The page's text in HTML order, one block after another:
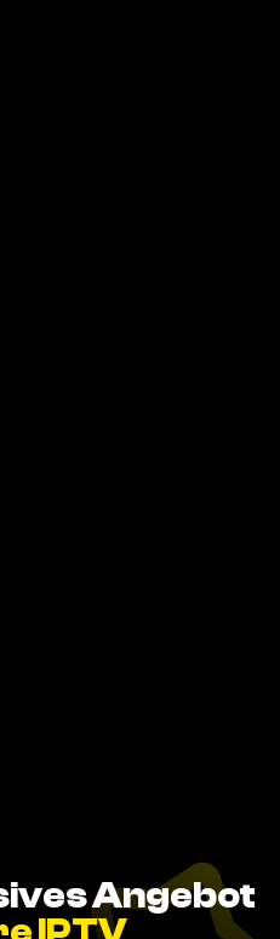
Angebot